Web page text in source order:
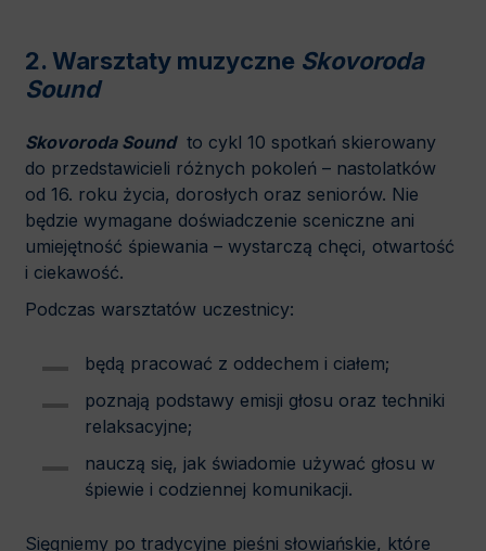
2. Warsztaty muzyczne Skovoroda
Sound
Skovoroda Sound to cykl 10 spotkań skierowany
do przedstawicieli różnych pokoleń – nastolatków
od 16. roku życia, dorosłych oraz seniorów. Nie
będzie wymagane doświadczenie sceniczne ani
umiejętność śpiewania – wystarczą chęci, otwartość
i ciekawość.
Podczas warsztatów uczestnicy:
będą pracować z oddechem i ciałem;
poznają podstawy emisji głosu oraz techniki
relaksacyjne;
nauczą się, jak świadomie używać głosu w
śpiewie i codziennej komunikacji.
Sięgniemy po tradycyjne pieśni słowiańskie, które